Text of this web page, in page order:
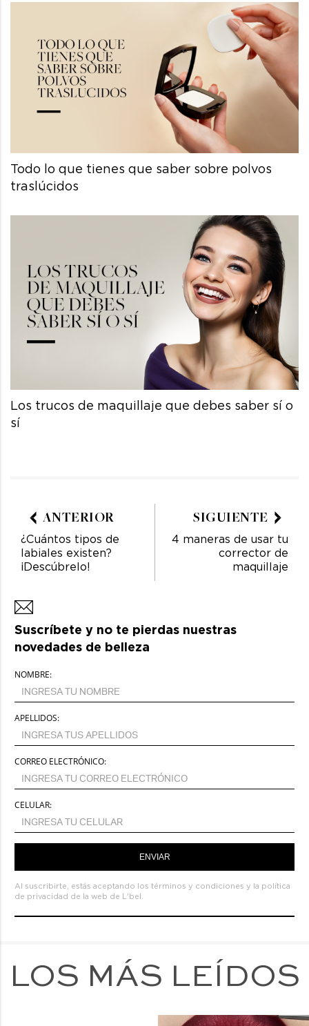
Todo lo que tienes que saber sobre polvos
traslúcidos
Los trucos de maquillaje que debes saber sí o
sí
ANTERIOR
¿Cuántos tipos de
labiales existen?
¡Descúbrelo!
SIGUIENTE
4 maneras de usar tu
corrector de
maquillaje
Suscríbete y no te pierdas nuestras
novedades de belleza
NOMBRE:
APELLIDOS:
CORREO ELECTRÓNICO:
CELULAR:
ENVIAR
Al suscribirte, estás aceptando los términos y condiciones y la política
de privacidad de la web de L'bel.
LOS MÁS LEÍDOS